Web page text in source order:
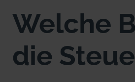
Welche
die